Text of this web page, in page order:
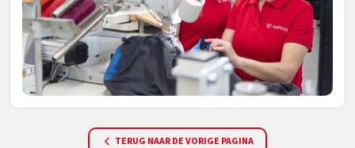
TERUG NAAR DE VORIGE PAGINA